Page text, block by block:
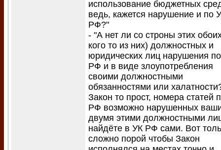
использование бюджетных
ведь, кажется нарушение и по
РФ?"
- "А нет ли со строны этих
кого то из них) должностных и
юридических лиц нарушения
РФ и в виде злоупотребления
своими должностными
обязанностями или
Закон то прост, номера статей
РФ возможно нарушенных
двумя этими должностными
найдёте в УК РФ сами. Вот
сложно порой чтобы Закон